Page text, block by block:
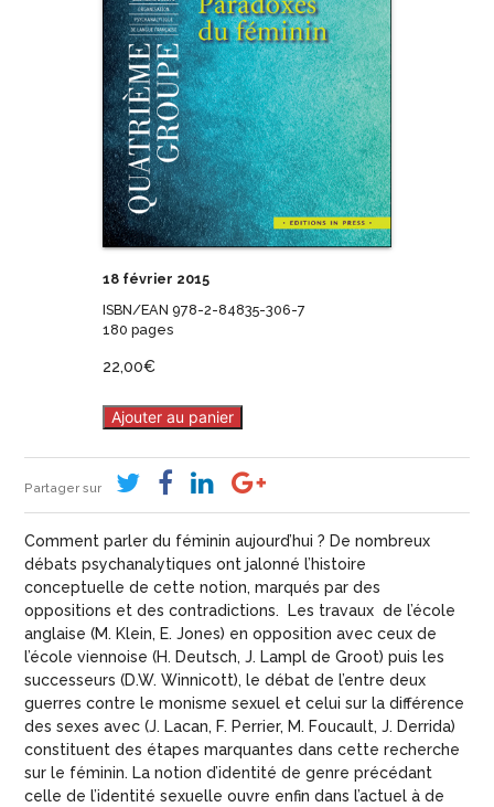
18 février 2015
ISBN/EAN 978-2-84835-306-7
180 pages
22,00€
Ajouter au panier
Partager sur
Comment parler du féminin aujourd’hui ? De nombreux
débats psychanalytiques ont jalonné l’histoire
conceptuelle de cette notion, marqués par des
oppositions et des contradictions. Les travaux de l’école
anglaise (M. Klein, E. Jones) en opposition avec ceux de
l’école viennoise (H. Deutsch, J. Lampl de Groot) puis les
successeurs (D.W. Winnicott), le débat de l’entre deux
guerres contre le monisme sexuel et celui sur la différence
des sexes avec (J. Lacan, F. Perrier, M. Foucault, J. Derrida)
constituent des étapes marquantes dans cette recherche
sur le féminin. La notion d’identité de genre précédant
celle de l’identité sexuelle ouvre enfin dans l’actuel à de